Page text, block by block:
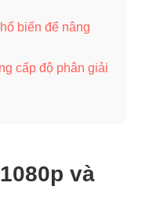
biến để nâng
cấp độ phân giải
và